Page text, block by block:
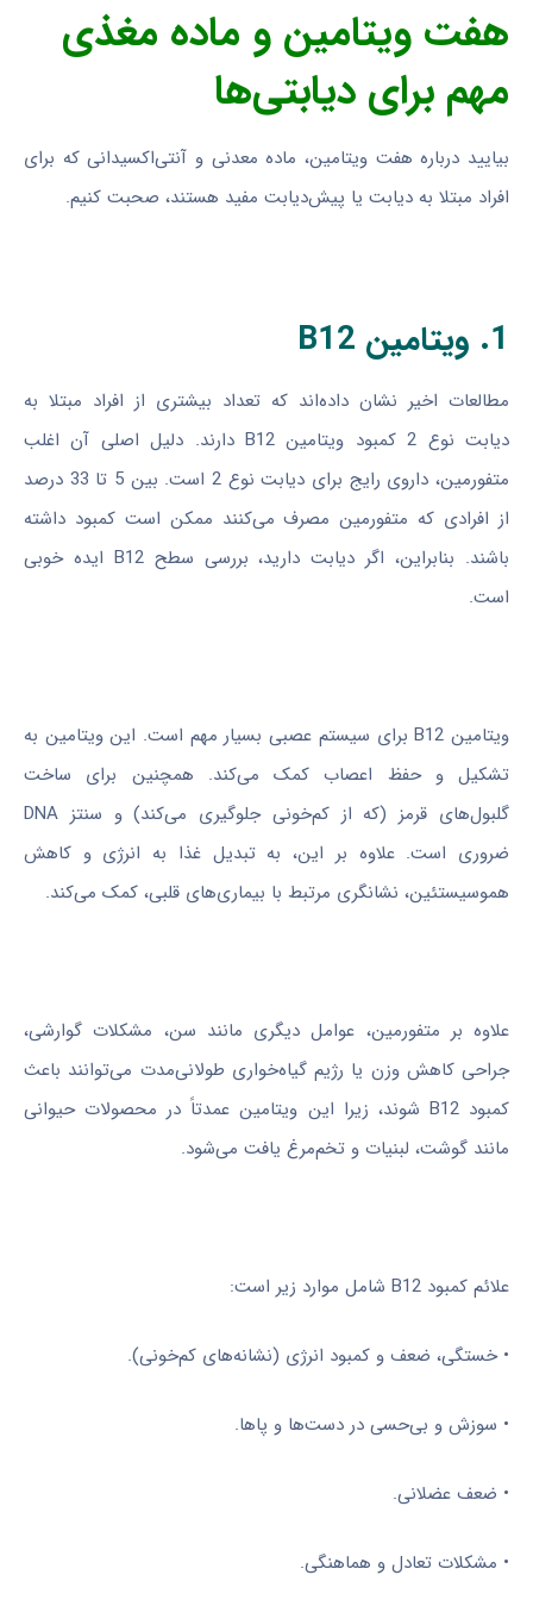
هفت ویتامین و ماده مغذی
مهم برای دیابتی‌ها
بیایید درباره هفت ویتامین، ماده معدنی و آنتی‌اکسیدانی که برای
افراد مبتلا به دیابت یا پیش‌دیابت مفید هستند، صحبت کنیم.
1. ویتامین B12
مطالعات اخیر نشان داده‌اند که تعداد بیشتری از افراد مبتلا به
دیابت نوع 2 کمبود ویتامین B12 دارند. دلیل اصلی آن اغلب
متفورمین، داروی رایج برای دیابت نوع 2 است. بین 5 تا 33 درصد
از افرادی که متفورمین مصرف می‌کنند ممکن است کمبود داشته
باشند. بنابراین، اگر دیابت دارید، بررسی سطح B12 ایده خوبی
است.
ویتامین B12 برای سیستم عصبی بسیار مهم است. این ویتامین به
تشکیل و حفظ اعصاب کمک می‌کند. همچنین برای ساخت
گلبول‌های قرمز (که از کم‌خونی جلوگیری می‌کند) و سنتز DNA
ضروری است. علاوه بر این، به تبدیل غذا به انرژی و کاهش
هموسیستئین، نشانگری مرتبط با بیماری‌های قلبی، کمک می‌کند.
علاوه بر متفورمین، عوامل دیگری مانند سن، مشکلات گوارشی،
جراحی کاهش وزن یا رژیم گیاه‌خواری طولانی‌مدت می‌توانند باعث
کمبود B12 شوند، زیرا این ویتامین عمدتاً در محصولات حیوانی
مانند گوشت، لبنیات و تخم‌مرغ یافت می‌شود.
علائم کمبود B12 شامل موارد زیر است:
• خستگی، ضعف و کمبود انرژی (نشانه‌های کم‌خونی).
• سوزش و بی‌حسی در دست‌ها و پاها.
• ضعف عضلانی.
• مشکلات تعادل و هماهنگی.